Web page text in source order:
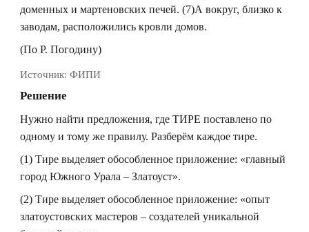
доменных и мартеновских печей. (7)А вокруг, близко к
заводам, расположились кровли домов.
(По Р. Погодину)
Источник: ФИПИ
Решение
Нужно найти предложения, где ТИРЕ поставлено по
одному и тому же правилу. Разберём каждое тире.
(1) Тире выделяет обособленное приложение: «главный
город Южного Урала – Златоуст».
(2) Тире выделяет обособленное приложение: «опыт
златоустовских мастеров – создателей уникальной